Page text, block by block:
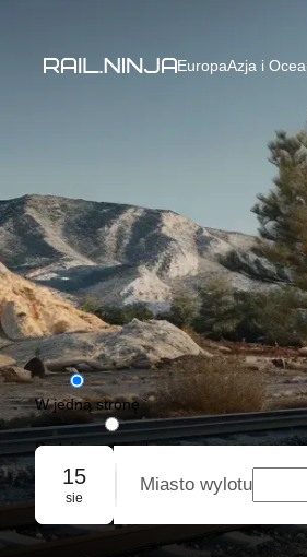
EuropaAzja i
W jedną stronę
Podróż w obie strony
Rezerwacja grupowa
15
sie
Miasto wylotu